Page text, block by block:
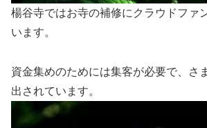
楊谷寺ではお寺の補修にクラウドファ
います。
資金集めのためには集客が必要で、さ
出されています。